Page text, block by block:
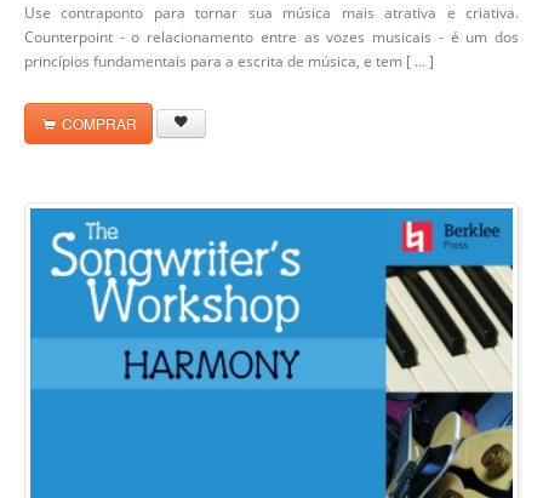
Use contraponto para tornar sua música mais atrativa e criativa.
Counterpoint - o relacionamento entre as vozes musicais - é um dos
princípios fundamentais para a escrita de música, e tem [ ...]
COMPRAR